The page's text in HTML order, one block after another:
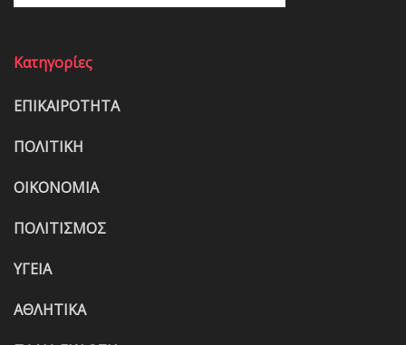
Κατηγορίες
ΕΠΙΚΑΙΡΟΤΗΤΑ
ΠΟΛΙΤΙΚΗ
ΟΙΚΟΝΟΜΙΑ
ΠΟΛΙΤΙΣΜΟΣ
ΥΓΕΙΑ
ΑΘΛΗΤΙΚΑ